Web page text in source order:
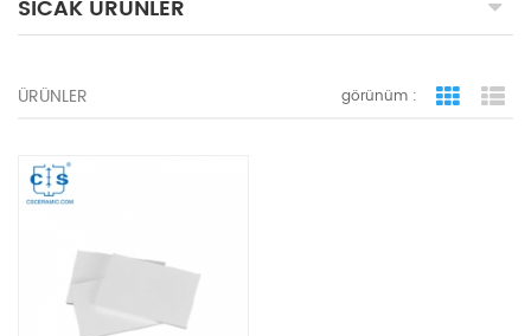
SICAK ÜRÜNLER
ÜRÜNLER görünüm : ızgara